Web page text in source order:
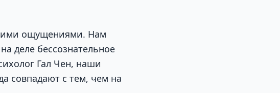
ощущениями. Нам
деле бессознательное
Гал Чен, наши
совпадают с тем, чем на